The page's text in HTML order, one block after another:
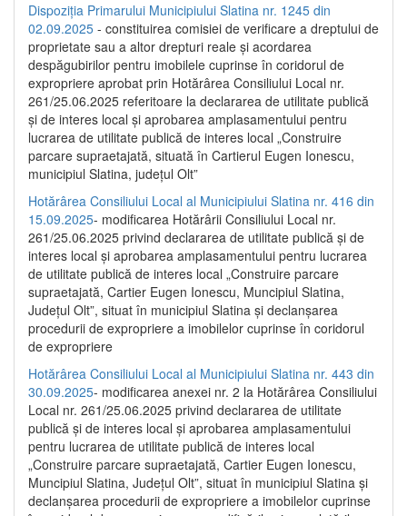
Dispoziția Primarului Municipiului Slatina nr. 1245 din
02.09.2025 - constituirea comisiei de verificare a dreptului de
proprietate sau a altor drepturi reale și acordarea
despăgubirilor pentru imobilele cuprinse în coridorul de
expropriere aprobat prin Hotărârea Consiliului Local nr.
261/25.06.2025 referitoare la declararea de utilitate publică
și de interes local și aprobarea amplasamentului pentru
lucrarea de utilitate publică de interes local „Construire
parcare supraetajată, situată în Cartierul Eugen Ionescu,
municipiul Slatina, județul Olt”
Hotărârea Consiliului Local al Municipiului Slatina nr. 416 din
15.09.2025- modificarea Hotărârii Consiliului Local nr.
261/25.06.2025 privind declararea de utilitate publică și de
interes local și aprobarea amplasamentului pentru lucrarea
de utilitate publică de interes local „Construire parcare
supraetajată, Cartier Eugen Ionescu, Muncipiul Slatina,
Județul Olt”, situat în municipiul Slatina și declanșarea
procedurii de expropriere a imobilelor cuprinse în coridorul
de expropriere
Hotărârea Consiliului Local al Municipiului Slatina nr. 443 din
30.09.2025- modificarea anexei nr. 2 la Hotărârea Consiliului
Local nr. 261/25.06.2025 privind declararea de utilitate
publică şi de interes local şi aprobarea amplasamentului
pentru lucrarea de utilitate publică de interes local
„Construire parcare supraetajată, Cartier Eugen Ionescu,
Muncipiul Slatina, Judeţul Olt”, situat în municipiul Slatina şi
declanşarea procedurii de expropriere a imobilelor cuprinse